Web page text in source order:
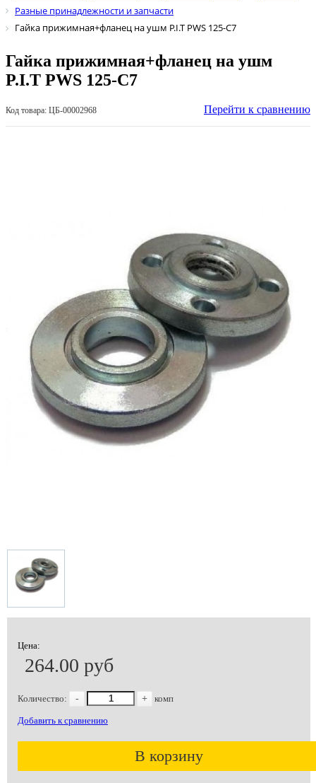
Разные принадлежности и запчасти
Гайка прижимная+фланец на ушм P.I.T PWS 125-C7
Гайка прижимная+фланец на ушм
P.I.T PWS 125-C7
Код товара: ЦБ-00002968 Перейти к сравнению
Цена:
264.00 руб
Количество: - + комп
Добавить к сравнению
В корзину